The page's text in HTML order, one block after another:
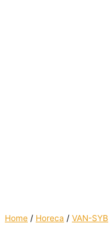
Home / Horeca / VAN-SYB